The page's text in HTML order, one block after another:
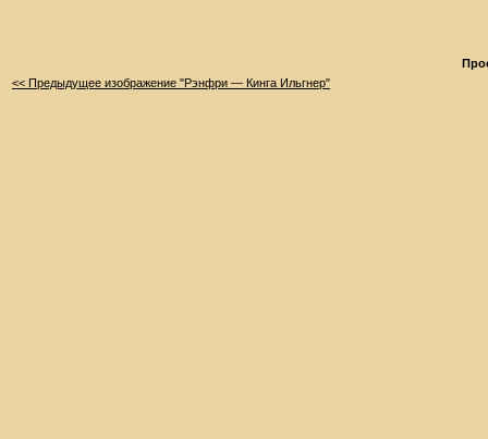
<< Предыдущее изображение "Рэнфри — Кинга Ильгнер"